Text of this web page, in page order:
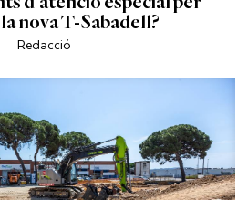
nova T-Sabadell?
Redacció